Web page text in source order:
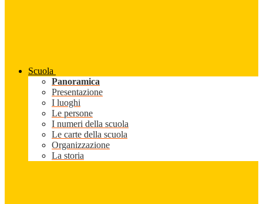
Scuola
Panoramica
Presentazione
I luoghi
Le persone
I numeri della scuola
Le carte della scuola
Organizzazione
La storia